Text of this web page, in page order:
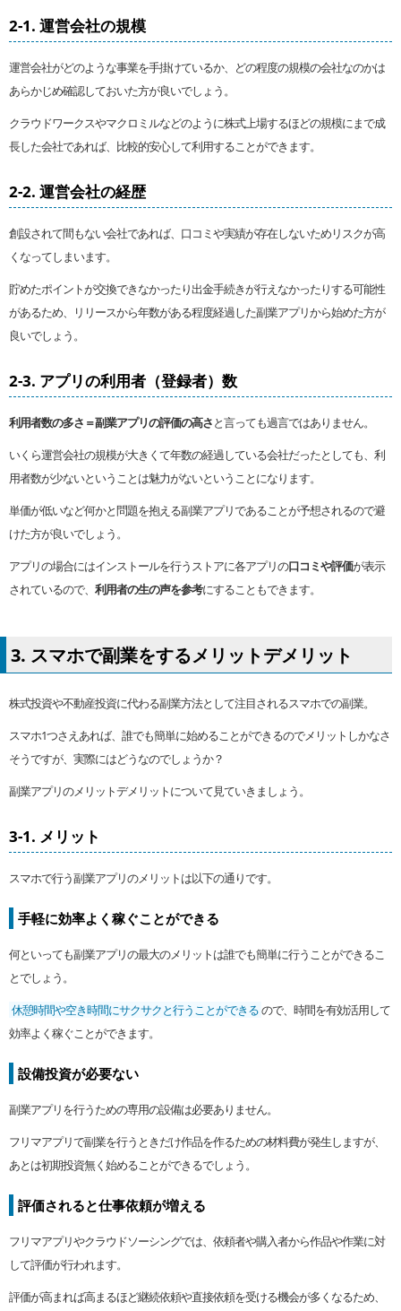
2-1. 運営会社の規模
運営会社がどのような事業を手掛けているか、どの程度の規模の会社なのかは
あらかじめ確認しておいた方が良いでしょう。
クラウドワークスやマクロミルなどのように株式上場するほどの規模にまで成
長した会社であれば、比較的安心して利用することができます。
2-2. 運営会社の経歴
創設されて間もない会社であれば、口コミや実績が存在しないためリスクが高
くなってしまいます。
貯めたポイントが交換できなかったり出金手続きが行えなかったりする可能性
があるため、リリースから年数がある程度経過した副業アプリから始めた方が
良いでしょう。
2-3. アプリの利用者（登録者）数
利用者数の多さ＝副業アプリの評価の高さと言っても過言ではありません。
いくら運営会社の規模が大きくて年数の経過している会社だったとしても、利
用者数が少ないということは魅力がないということになります。
単価が低いなど何かと問題を抱える副業アプリであることが予想されるので避
けた方が良いでしょう。
アプリの場合にはインストールを行うストアに各アプリの口コミや評価が表示
されているので、 利用者の生の声を参考にすることもできます。
3. スマホで副業をするメリットデメリット
株式投資や不動産投資に代わる副業方法として注目されるスマホでの副業。
スマホ1つさえあれば、誰でも簡単に始めることができるのでメリットしかなさ
そうですが、実際にはどうなのでしょうか？
副業アプリのメリットデメリットについて見ていきましょう。
3-1. メリット
スマホで行う副業アプリのメリットは以下の通りです。
手軽に効率よく稼ぐことができる
何といっても副業アプリの最大のメリットは誰でも簡単に行うことができるこ
とでしょう。
休憩時間や空き時間にサクサクと行うことができるので、時間を有効活用して
効率よく稼ぐことができます。
設備投資が必要ない
副業アプリを行うための専用の設備は必要ありません。
フリマアプリで副業を行うときだけ作品を作るための材料費が発生しますが、
あとは初期投資無く始めることができるでしょう。
評価されると仕事依頼が増える
フリマアプリやクラウドソーシングでは、依頼者や購入者から作品や作業に対
して評価が行われます。
評価が高まれば高まるほど継続依頼や直接依頼を受ける機会が多くなるため、